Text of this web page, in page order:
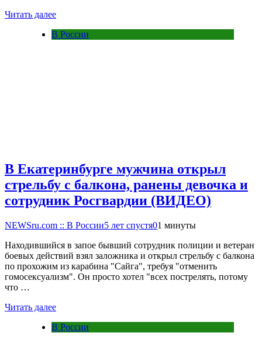
Читать далее
В России
В Екатеринбурге мужчина открыл
стрельбу с балкона, ранены девочка и
сотрудник Росгвардии (ВИДЕО)
NEWSru.com :: В России5 лет спустя01 минуты
Находившийся в запое бывший сотрудник полиции и ветеран
боевых действий взял заложника и открыл стрельбу с балкона
по прохожим из карабина "Сайга", требуя "отменить
гомосексуализм". Он просто хотел "всех пострелять, потому
что …
Читать далее
В России